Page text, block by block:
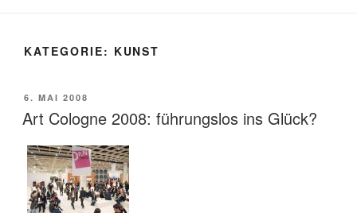
KATEGORIE: KUNST
VERÖFFENTLICHT
AM
6. MAI 2008
Art Cologne 2008: führungslos ins Glück?